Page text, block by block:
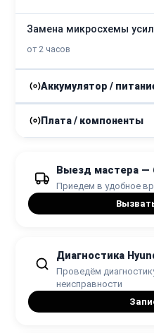
Замена микросхемы
от 2 часов
Аккумулятор /
Ремонт блока питания
от 2 часов
Плата / компоненты
от 90 минутВыезд мастера —
Приедем в удобное
Диагностика
Проведём
неисправности